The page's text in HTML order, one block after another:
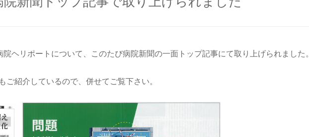
ヘリポートについて、このたび病院新聞の一面トップ記事にて取り上げられました。
ご紹介しているので、併せてご覧下さい。